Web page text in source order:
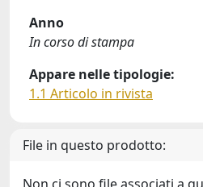
Anno
In corso di stampa
Appare nelle tipologie:
1.1 Articolo in rivista
File in questo prodotto: